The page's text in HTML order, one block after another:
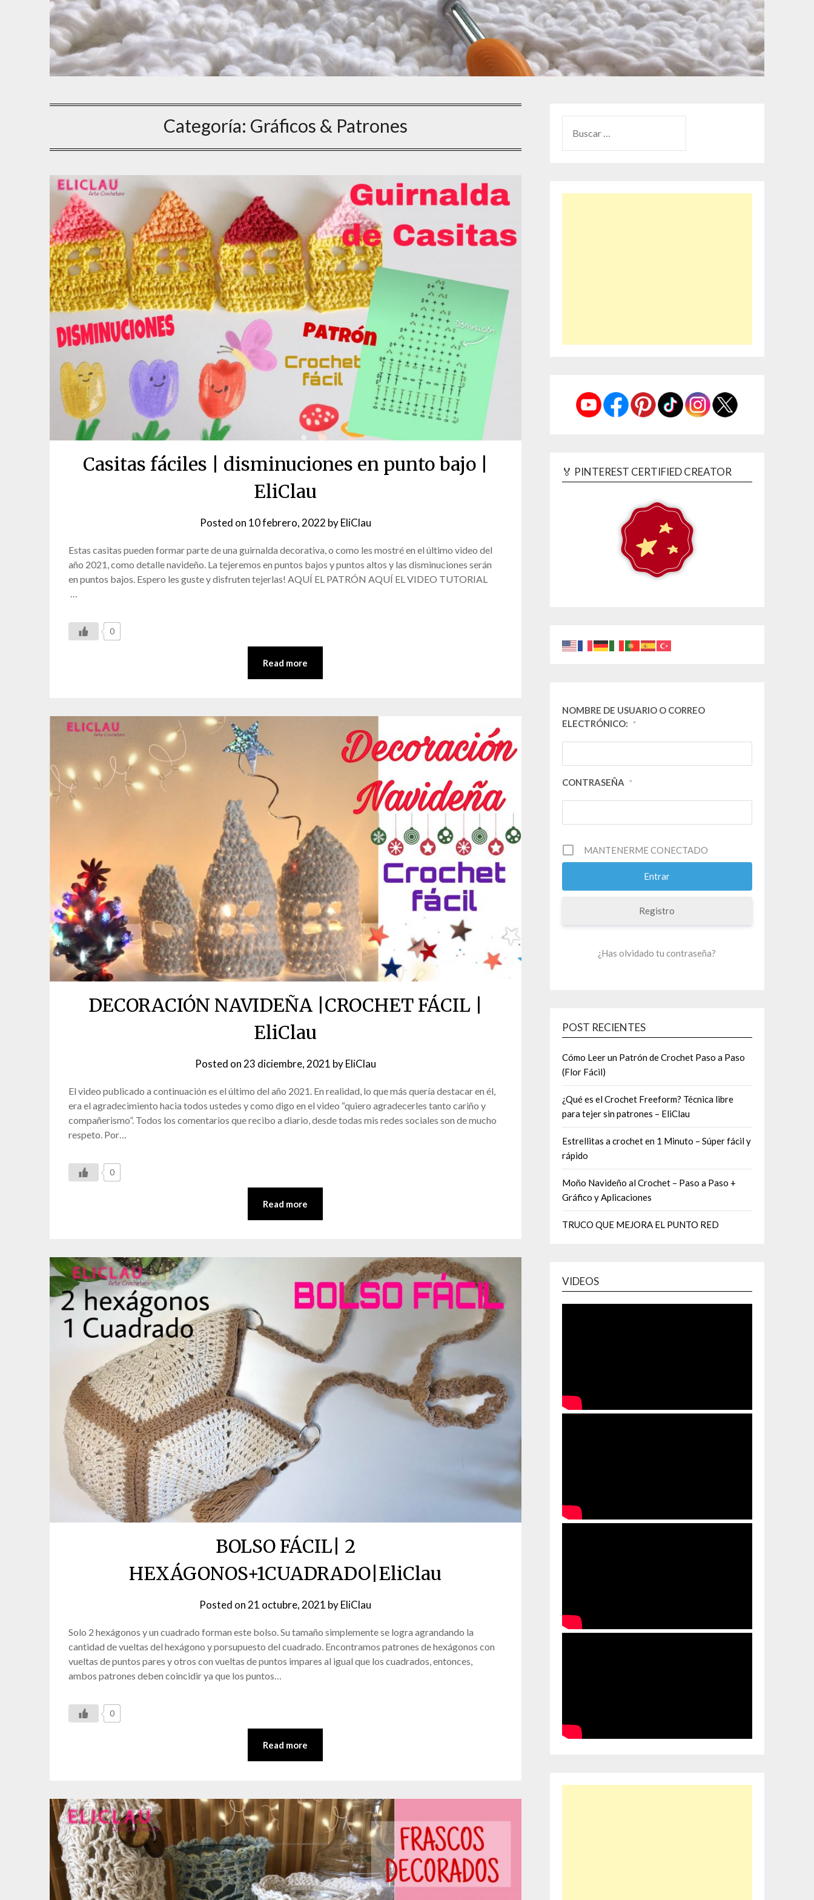
Categoría: Gráficos & Patrones
Casitas fáciles | disminuciones en punto bajo |
EliClau
Posted on 10 febrero, 2022 byEliClau
Estas casitas pueden formar parte de una guirnalda decorativa, o como les mostré en el último video del
año 2021, como detalle navideño. La tejeremos en puntos bajos y puntos altos y las disminuciones serán
en puntos bajos. Espero les guste y disfruten tejerlas! AQUÍ EL PATRÓN AQUÍ EL VIDEO TUTORIAL
…
0
Read more
DECORACIÓN NAVIDEÑA |CROCHET FÁCIL |
EliClau
Posted on23 diciembre, 2021 byEliClau
El video publicado a continuación es el último del año 2021. En realidad, lo que más quería destacar en él,
era el agradecimiento hacia todos ustedes y como digo en el video “quiero agradecerles tanto cariño y
compañerismo”. Todos los comentarios que recibo a diario, desde todas mis redes sociales son de mucho
respeto. Por…
0
Read more
BOLSO FÁCIL| 2
HEXÁGONOS+1CUADRADO|EliClau
Posted on21 octubre, 2021 byEliClau
Solo 2 hexágonos y un cuadrado forman este bolso. Su tamaño simplemente se logra agrandando la
cantidad de vueltas del hexágono y porsupuesto del cuadrado. Encontramos patrones de hexágonos con
vueltas de puntos pares y otros con vueltas de puntos impares al igual que los cuadrados, entonces,
ambos patrones deben coincidir ya que los puntos…
0
Read more
🏅 PINTEREST CERTIFIED CREATOR
NOMBRE DE USUARIO O CORREO
ELECTRÓNICO: *
CONTRASEÑA *
MANTENERME CONECTADO
Registro
¿Has olvidado tu contraseña?
POST RECIENTES
Cómo Leer un Patrón de Crochet Paso a Paso
(Flor Fácil)
¿Qué es el Crochet Freeform? Técnica libre
para tejer sin patrones – EliClau
Estrellitas a crochet en 1 Minuto – Súper fácil y
rápido
Moño Navideño al Crochet – Paso a Paso +
Gráfico y Aplicaciones
TRUCO QUE MEJORA EL PUNTO RED
VIDEOS